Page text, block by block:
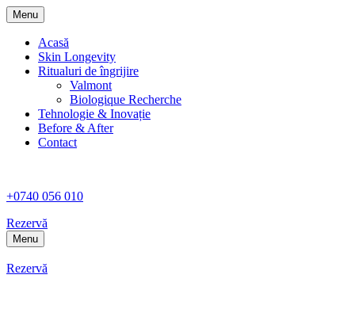
Menu
Acasă
Skin Longevity
Ritualuri de îngrijire
Valmont
Biologique Recherche
Tehnologie & Inovație
Before & After
Contact
+0740 056 010
Rezervă
Menu
Rezervă